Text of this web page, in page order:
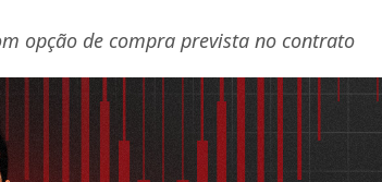
opção de compra prevista no contrato